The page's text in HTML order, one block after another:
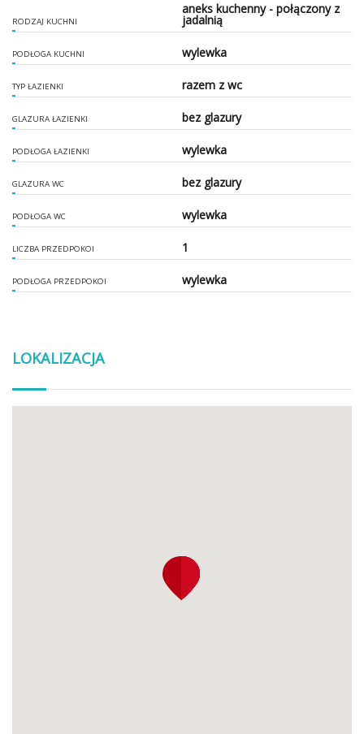
RODZAJ KUCHNI
aneks kuchenny - połączony z
jadalnią
PODŁOGA KUCHNI wylewka
TYP ŁAZIENKI razem z wc
GLAZURA ŁAZIENKI bez glazury
PODŁOGA ŁAZIENKI wylewka
GLAZURA WC bez glazury
PODŁOGA WC wylewka
LICZBA PRZEDPOKOI 1
PODŁOGA PRZEDPOKOI wylewka
LOKALIZACJA